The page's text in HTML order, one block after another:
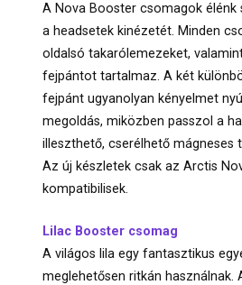
A Nova Booster csomagok élénk
a headsetek kinézetét. Minden
oldalsó takarólemezeket,
fejpántot tartalmaz. A két
fejpánt ugyanolyan kényelmet
megoldás, miközbenpasszol a
illeszthető, cserélhető mágneses
Az új készletek csak az Arctis
kompatibilisek.
Lilac Booster csomag
A világos lila egy fantasztikus
meglehetősen ritkán használnak.